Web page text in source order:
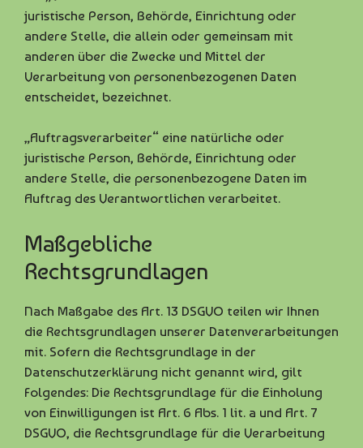
juristische Person, Behörde, Einrichtung oder
andere Stelle, die allein oder gemeinsam mit
anderen über die Zwecke und Mittel der
Verarbeitung von personenbezogenen Daten
entscheidet, bezeichnet.
„Auftragsverarbeiter“ eine natürliche oder
juristische Person, Behörde, Einrichtung oder
andere Stelle, die personenbezogene Daten im
Auftrag des Verantwortlichen verarbeitet.
Maßgebliche
Rechtsgrundlagen
Nach Maßgabe des Art. 13 DSGVO teilen wir Ihnen
die Rechtsgrundlagen unserer Datenverarbeitungen
mit. Sofern die Rechtsgrundlage in der
Datenschutzerklärung nicht genannt wird, gilt
Folgendes: Die Rechtsgrundlage für die Einholung
von Einwilligungen ist Art. 6 Abs. 1 lit. a und Art. 7
DSGVO, die Rechtsgrundlage für die Verarbeitung